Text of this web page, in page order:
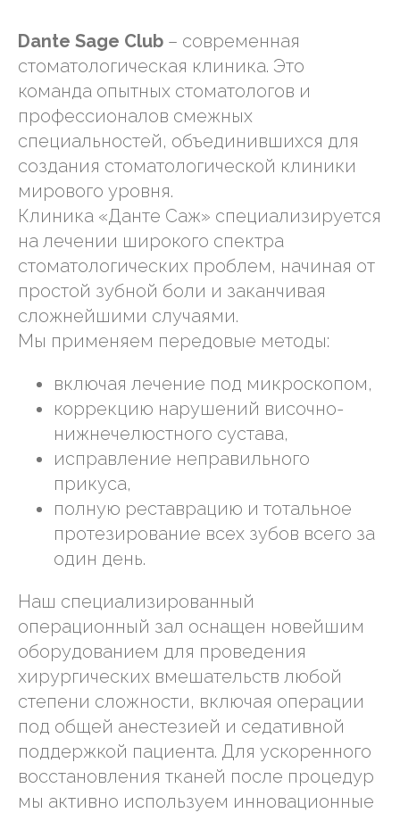
Dante Sage Club – современная
стоматологическая клиника. Это
команда опытных стоматологов и
профессионалов смежных
специальностей, объединившихся для
создания стоматологической клиники
мирового уровня.
Клиника «Данте Саж» специализируется
на лечении широкого спектра
стоматологических проблем, начиная от
простой зубной боли и заканчивая
сложнейшими случаями.
Мы применяем передовые методы:
включая лечение под микроскопом,
коррекцию нарушений височно-
нижнечелюстного сустава,
исправление неправильного
прикуса,
полную реставрацию и тотальное
протезирование всех зубов всего за
один день.
Наш специализированный
операционный зал оснащен новейшим
оборудованием для проведения
хирургических вмешательств любой
степени сложности, включая операции
под общей анестезией и седативной
поддержкой пациента. Для ускоренного
восстановления тканей после процедур
мы активно используем инновационные